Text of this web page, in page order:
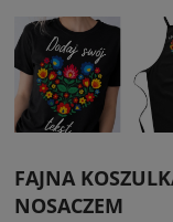
FAJNA
NOSACZEM